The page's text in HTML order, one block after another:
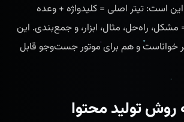
است: تیتر اصلی = کلیدواژه + وعده
راه‌حل، مثال، ابزار، و جمع‌بندی. این
خواناست و هم برای موتور جست‌وجو قابل
تولید محتوا